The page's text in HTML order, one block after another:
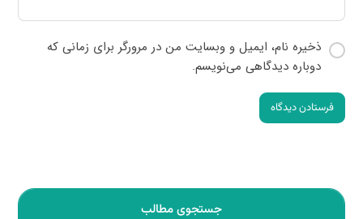
ذخیره نام، ایمیل و وبسایت من در مرورگر برای زمانی که
دوباره دیدگاهی می‌نویسم.
فرستادن دیدگاه
جستجوی مطالب